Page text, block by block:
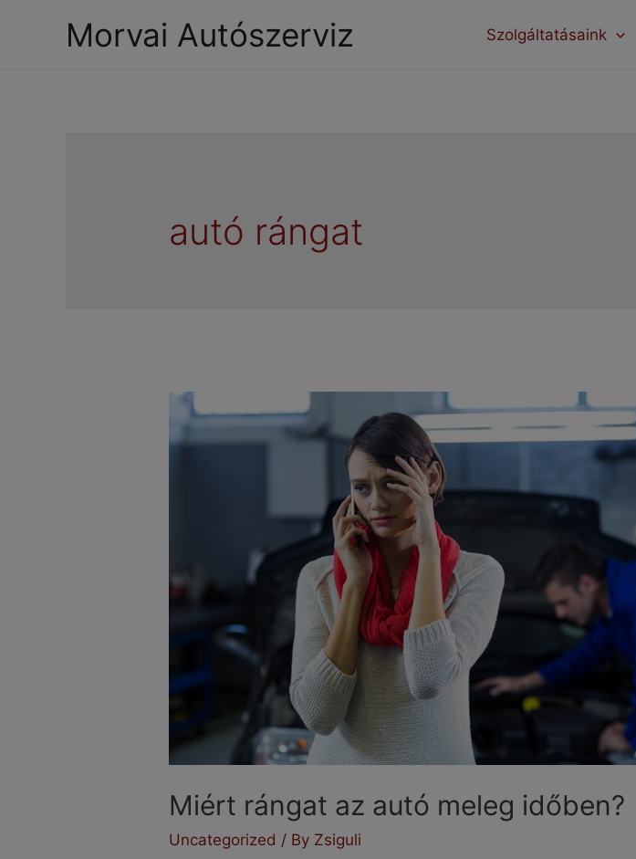
Morvai Autószerviz Szolgáltatásaink
autó rángat
Miért rángat az autó meleg időben?
Uncategorized / By Zsiguli